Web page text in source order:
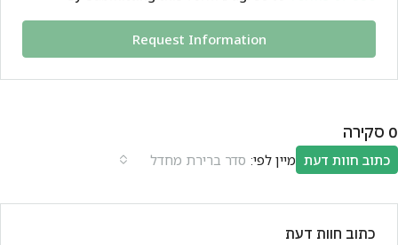
Request Information
0 סקירה
מיין לפי: סדר ברירת מחדל כתוב חוות דעת
כתוב חוות דעת